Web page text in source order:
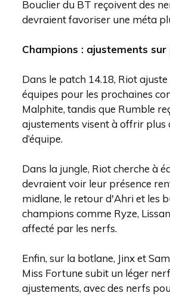
Bouclier du BT reçoivent des
devraient favoriser une méta
Champions : ajustements sur
Dans le patch 14.18, Riot
équipes pour les prochaines
Malphite, tandis que Rumble
ajustements visent à offrir plus
d’équipe.
Dans la jungle, Riot cherche à
devraient voir leur présence
midlane, le retour d'Ahri et les
champions comme Ryze,
affecté par les nerfs.
Enfin, sur la botlane, Jinx et
Miss Fortune subit un léger
ajustements, avec des nerfs